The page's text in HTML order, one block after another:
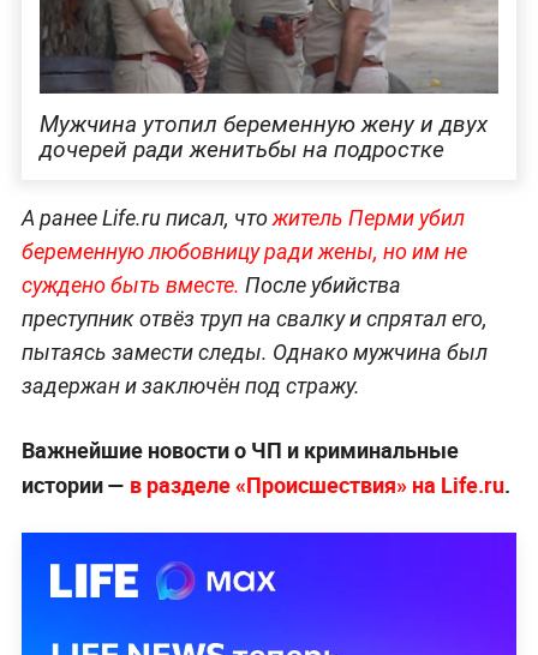
Мужчина утопил беременную жену и двух
дочерей ради женитьбы на подростке
А ранее Life.ru писал, чтожитель Перми убил
беременную любовницу ради жены, но им не
суждено быть вместе. После убийства
преступник отвёз труп на свалку и спрятал его,
пытаясь замести следы. Однако мужчина был
задержан и заключён под стражу.
Важнейшие новости о ЧП и криминальные
истории — в разделе «Происшествия» на Life.ru.